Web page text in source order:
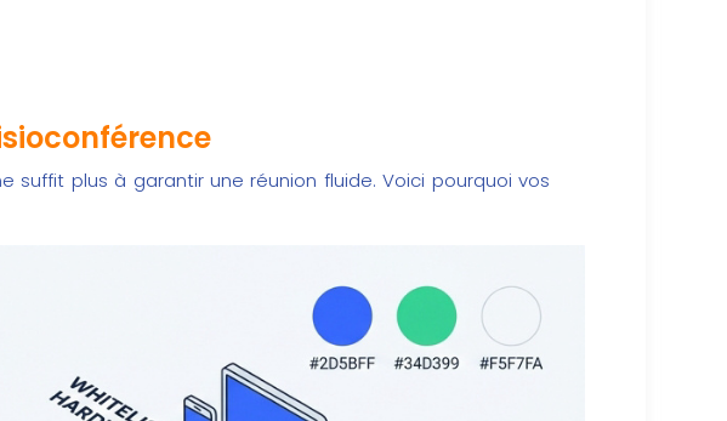
plus à garantir une réunion fluide. Voici pourquoi vos